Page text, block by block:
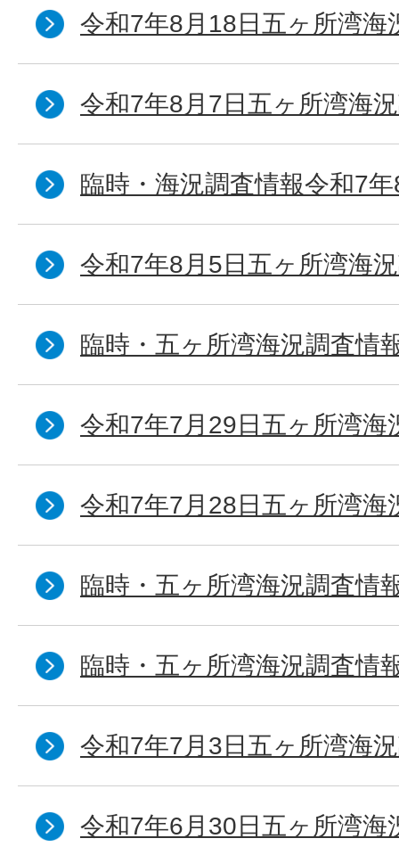
令和7年8月18日五ヶ所湾海
令和7年8月7日五ヶ所湾海
臨時・海況調査情報令和7
令和7年8月5日五ヶ所湾海
臨時・五ヶ所湾海況調査情
令和7年7月29日五ヶ所湾海
令和7年7月28日五ヶ所湾海
臨時・五ヶ所湾海況調査情
臨時・五ヶ所湾海況調査情
令和7年7月3日五ヶ所湾海
令和7年6月30日五ヶ所湾海